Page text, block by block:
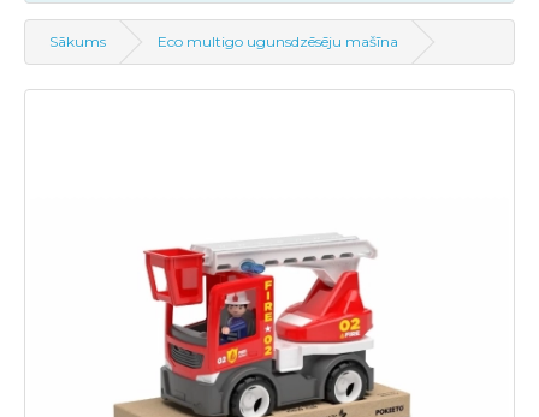
Sākums Eco multigo ugunsdzēsēju mašīna